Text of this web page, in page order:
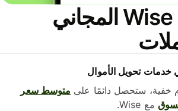
نزّل تطبيق Wise المجاني
تحويل الأموال
ستحصل دائمًا علىمتوسط ​​سعر
مع Wise.